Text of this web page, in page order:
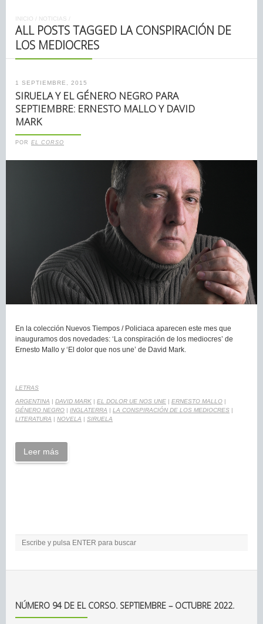
INICIO / NOTICIAS /
ALL POSTS TAGGED LA CONSPIRACIÓN DE
LOS MEDIOCRES
1 SEPTIEMBRE, 2015
SIRUELA Y EL GÉNERO NEGRO PARA
SEPTIEMBRE: ERNESTO MALLO Y DAVID
MARK
POR EL CORSO
En la colección Nuevos Tiempos / Policiaca aparecen este mes que
inauguramos dos novedades: ‘La conspiración de los mediocres’ de
Ernesto Mallo y ‘El dolor que nos une’ de David Mark.
LETRAS
ARGENTINA | DAVID MARK | EL DOLOR UE NOS UNE | ERNESTO MALLO |
GÉNERO NEGRO | INGLATERRA | LA CONSPIRACIÓN DE LOS MEDIOCRES |
LITERATURA | NOVELA | SIRUELA
Leer más
NÚMERO 94 DE EL CORSO. SEPTIEMBRE – OCTUBRE 2022.